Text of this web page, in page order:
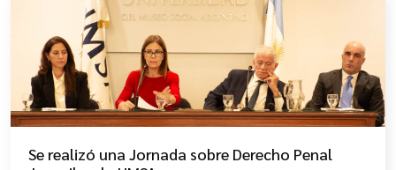
Se realizó una Jornada sobre Derecho Penal